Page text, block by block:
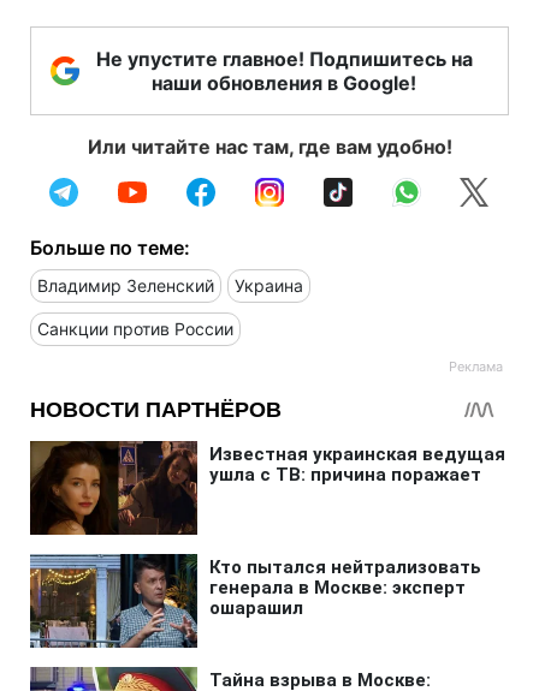
Не упустите главное! Подпишитесь на
наши обновления в Google!
Или читайте нас там, где вам удобно!
Больше по теме:
Владимир Зеленский Украина
Санкции против России